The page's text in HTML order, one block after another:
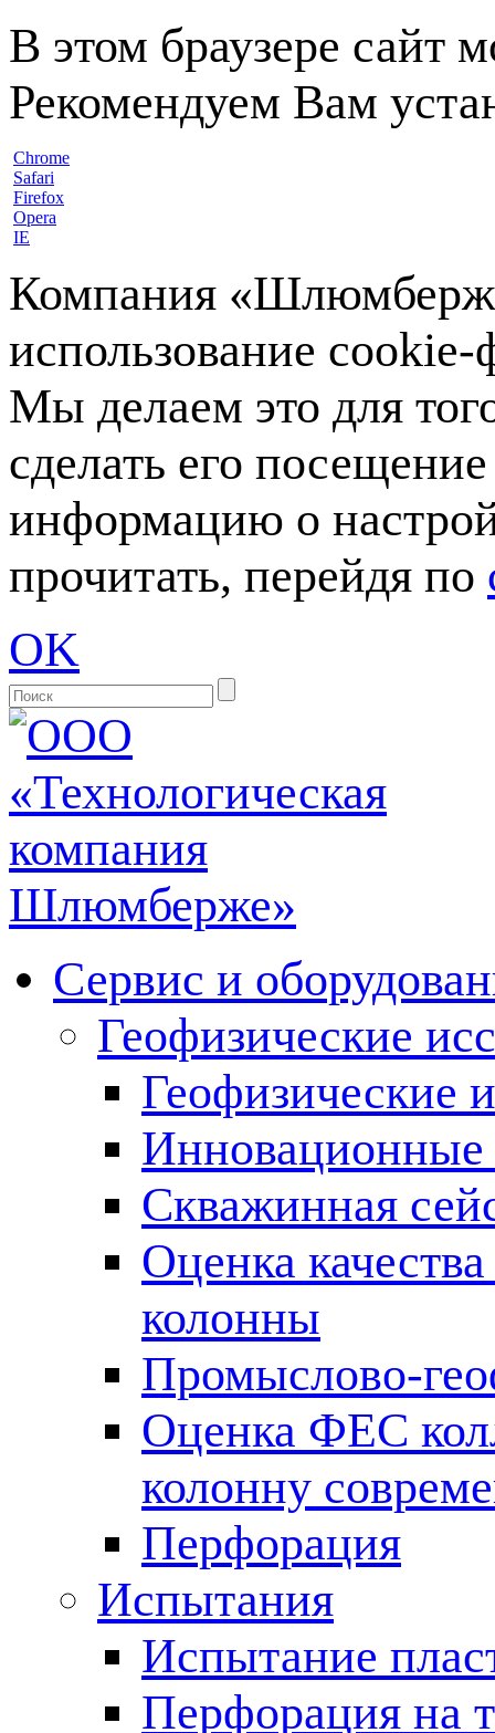
В этом браузере сайт
Рекомендуем Вам
Chrome
Safari
Firefox
Opera
IE
Компания
использование
Мы делаем это для
сделать его
информацию о
прочитать, перейдя по
OK
Сервис и
Геофизические
Геофизические
Инновационные
Скважинная
Оценка
колонны
Промыслово-
Оценка ФЕС
колонну
Перфорация
Испытания
Испытание
Перфорация на